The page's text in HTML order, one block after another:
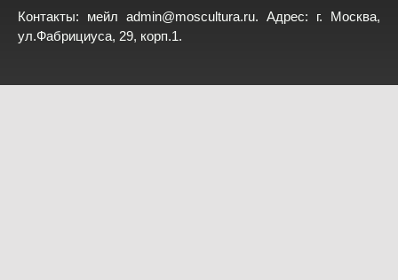
Контакты: мейл admin@moscultura.ru. Адрес: г. Москва,
ул.Фабрициуса, 29, корп.1.